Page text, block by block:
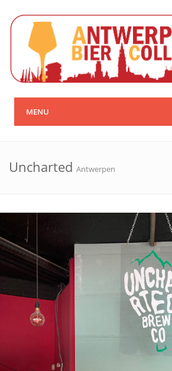
MENU
Uncharted Antwerpen